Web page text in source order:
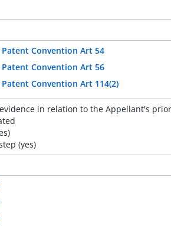
Patent Convention Art 54
Patent Convention Art 56
Convention Art 114(2)
in relation to the Appellant's
(yes)